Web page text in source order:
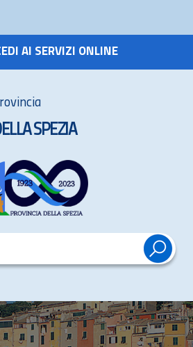
AI SERVIZI ONLINE
SPEZIA